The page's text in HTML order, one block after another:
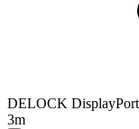
DELOCK DisplayPort
3m